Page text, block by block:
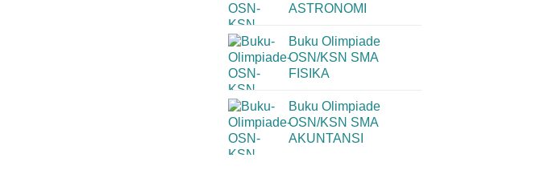
ASTRONOMI
Buku Olimpiade
OSN/KSN SMA
FISIKA
Buku Olimpiade
OSN/KSN SMA
AKUNTANSI